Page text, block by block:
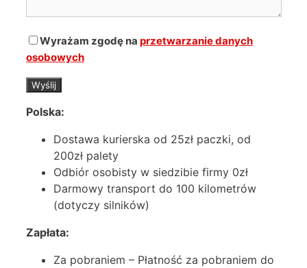
Wyrażam zgodę na przetwarzanie danych
osobowych
Polska:
Dostawa kurierska od 25zł paczki, od
200zł palety
Odbiór osobisty w siedzibie firmy 0zł
Darmowy transport do 100 kilometrów
(dotyczy silników)
Zapłata:
Za pobraniem – Płatność za pobraniem do